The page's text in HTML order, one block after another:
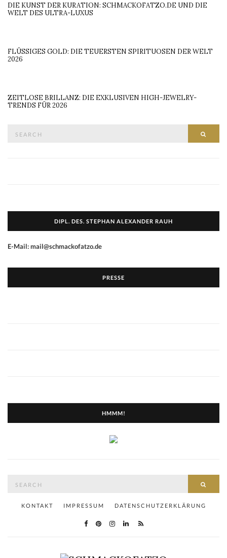
DIE KUNST DER KURATION: SCHMACKOFATZO.DE UND DIE
WELT DES ULTRA-LUXUS
FLÜSSIGES GOLD: DIE TEUERSTEN SPIRITUOSEN DER WELT
2026
ZEITLOSE BRILLANZ: DIE EXKLUSIVEN HIGH-JEWELRY-
TRENDS FÜR 2026
DIPL. DES. STEPHAN ALEXANDER RAUH
E-Mail: mail@schmackofatzo.de
PRESSE
HMMM!
KONTAKT IMPRESSUM DATENSCHUTZERKLÄRUNG